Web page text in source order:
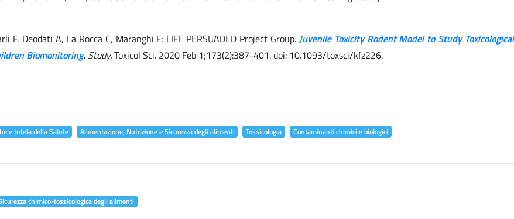
Deodati A, La Rocca C, Maranghi F; LIFE PERSUADED Project Group. Juvenile Toxicity Rodent Model to Study Toxicological
Biomonitoring. Study.Toxicol Sci. 2020 Feb 1;173(2):387-401. doi: 10.1093/toxsci/kfz226.
e tutela della Salute Alimentazione, Nutrizione e Sicurezza degli alimenti Tossicologia
Contaminanti chimici e biologici
chimico-tossicologica degli alimenti